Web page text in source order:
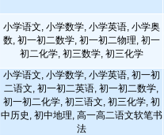
小学语文, 小学数学, 小学英语, 小学奥
数, 初一初二数学, 初一初二物理, 初一
初二化学, 初三数学, 初三化学
小学语文, 小学数学, 小学英语, 初一初
二语文, 初一初二英语, 初一初二数学,
初一初二化学, 初三语文, 初三化学, 初
中历史, 初中地理, 高一高二语文软笔书
法